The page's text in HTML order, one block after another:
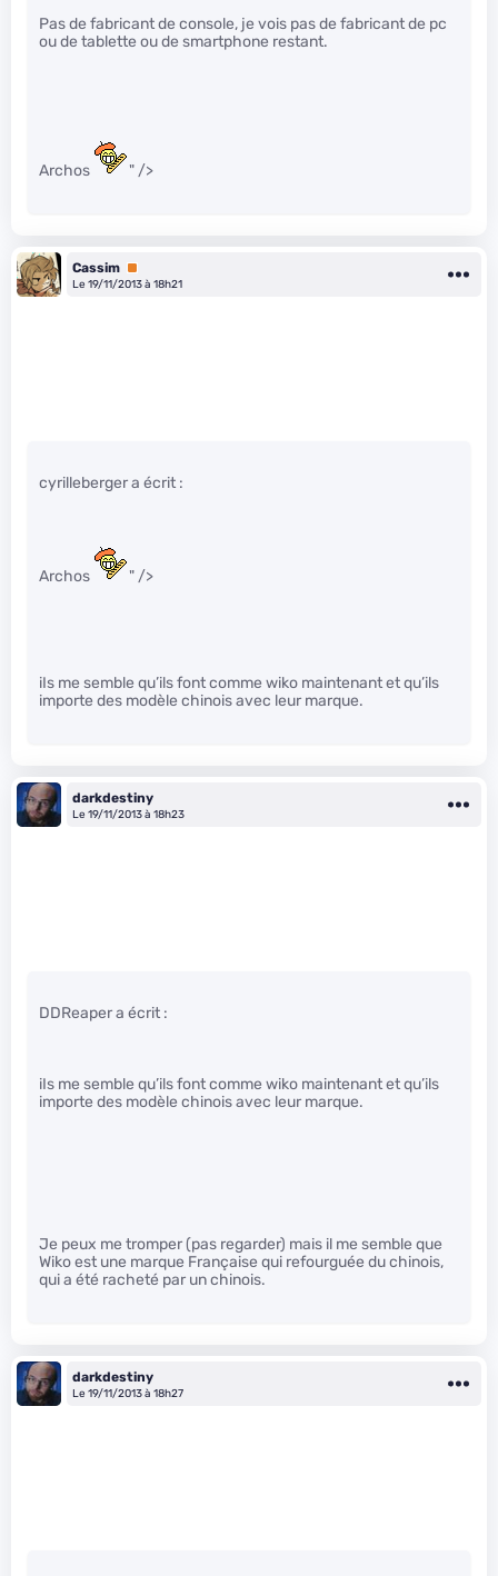
Pas de fabricant de console, je vois pas de fabricant de pc
ou de tablette ou de smartphone restant.
Archos " />
Cassim Premium
Le 19/11/2013 à 18h21
cyrilleberger a écrit :
Archos " />
iIs me semble qu’ils font comme wiko maintenant et qu’ils
importe des modèle chinois avec leur marque.
darkdestiny
Le 19/11/2013 à 18h23
DDReaper a écrit :
iIs me semble qu’ils font comme wiko maintenant et qu’ils
importe des modèle chinois avec leur marque.
Je peux me tromper (pas regarder) mais il me semble que
Wiko est une marque Française qui refourguée du chinois,
qui a été racheté par un chinois.
darkdestiny
Le 19/11/2013 à 18h27